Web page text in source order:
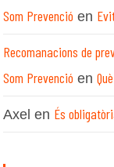
Som Prevenció en
Recomanacions de
Som Prevenció en
Axel en És